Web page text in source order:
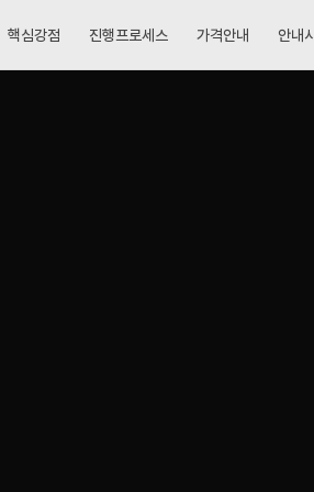
핵심강점 진행프로세스 가격안내 안내